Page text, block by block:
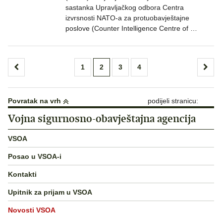
sastanka Upravljačkog odbora Centra
izvrsnosti NATO-a za protuobavještajne
poslove (Counter Intelligence Centre of …
Brojevi
objava
1 2 3 4
Povratak na vrh podijeli stranicu:
Vojna sigurnosno-obavještajna agencija
VSOA
Posao u VSOA-i
Kontakti
Upitnik za prijam u VSOA
Novosti VSOA